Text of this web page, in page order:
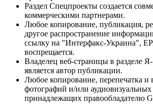
Раздел Спецпроекты создается
коммерческими партнерами.
Любое копирование, публикация,
другое распространение
ссылку на "Интерфакс-Украина",
воспрещается.
Владелец веб-страницы в разделе
является автор публикации.
Любое копирование, перепечатка и
фотографий и/или аудиовизуальных
принадлежащих правообладателю